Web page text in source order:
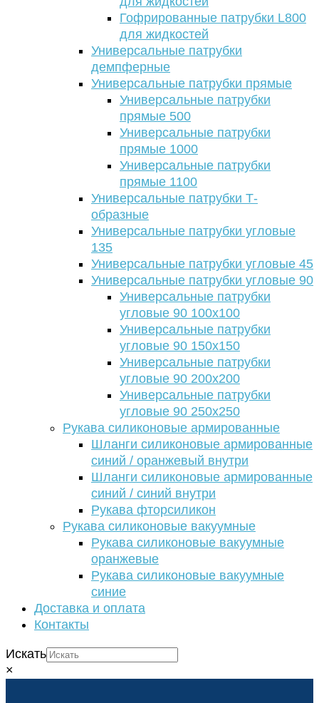
Гофрированные патрубки L800
для жидкостей
Универсальные патрубки
демпферные
Универсальные патрубки прямые
Универсальные патрубки
прямые 500
Универсальные патрубки
прямые 1000
Универсальные патрубки
прямые 1100
Универсальные патрубки Т-
образные
Универсальные патрубки угловые
135
Универсальные патрубки угловые 45
Универсальные патрубки угловые 90
Универсальные патрубки
угловые 90 100х100
Универсальные патрубки
угловые 90 150х150
Универсальные патрубки
угловые 90 200х200
Универсальные патрубки
угловые 90 250х250
Рукава силиконовые армированные
Шланги силиконовые армированные
синий / оранжевый внутри
Шланги силиконовые армированные
синий / синий внутри
Рукава фторсиликон
Рукава силиконовые вакуумные
Рукава силиконовые вакуумные
оранжевые
Рукава силиконовые вакуумные
синие
Доставка и оплата
Контакты
Искать
×